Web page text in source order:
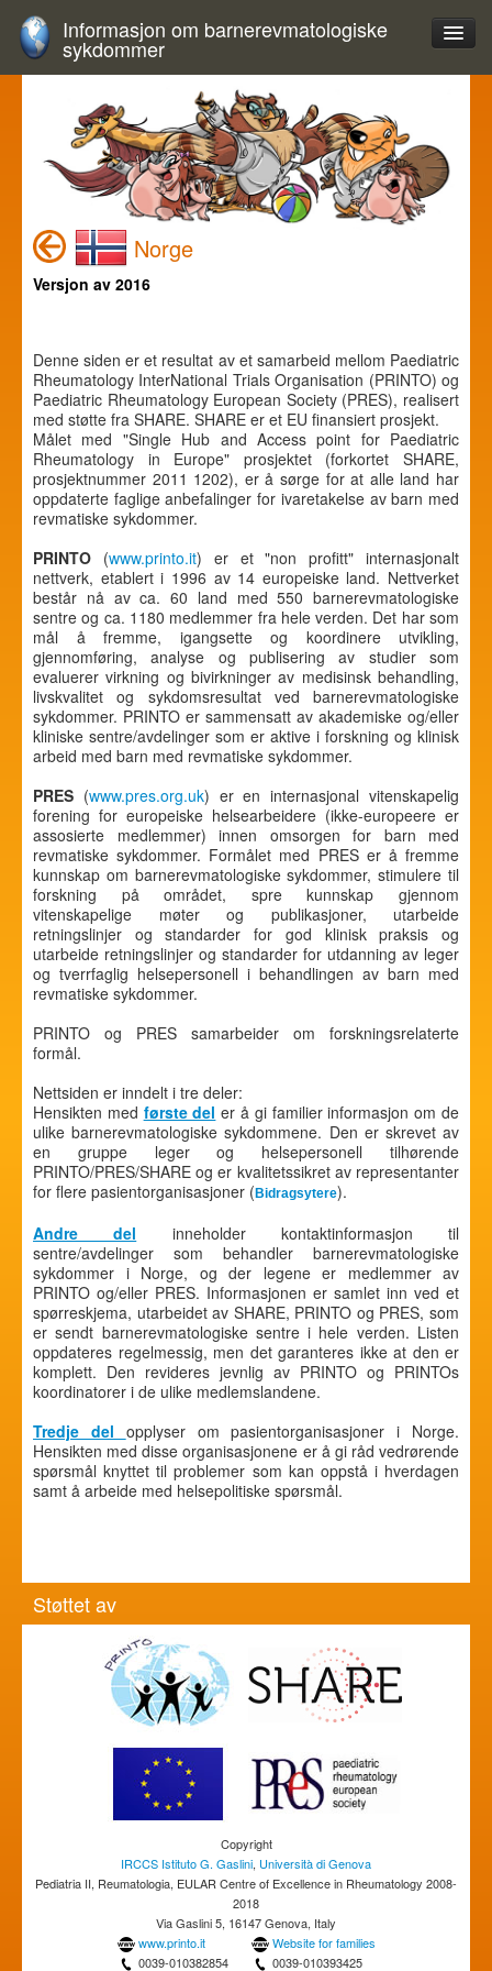
Informasjon om barnerevmatologiske
sykdommer
Norge
Versjon av 2016
Denne siden er et resultat av et samarbeid mellom Paediatric
Rheumatology InterNational Trials Organisation (PRINTO) og
Paediatric Rheumatology European Society (PRES), realisert
med støtte fra SHARE. SHARE er et EU finansiert prosjekt.
Målet med "Single Hub and Access point for Paediatric
Rheumatology in Europe" prosjektet (forkortet SHARE,
prosjektnummer 2011 1202), er å sørge for at alle land har
oppdaterte faglige anbefalinger for ivaretakelse av barn med
revmatiske sykdommer.
PRINTO (www.printo.it) er et "non profitt" internasjonalt
nettverk, etablert i 1996 av 14 europeiske land. Nettverket
består nå av ca. 60 land med 550 barnerevmatologiske
sentre og ca. 1180 medlemmer fra hele verden. Det har som
mål å fremme, igangsette og koordinere utvikling,
gjennomføring, analyse og publisering av studier som
evaluerer virkning og bivirkninger av medisinsk behandling,
livskvalitet og sykdomsresultat ved barnerevmatologiske
sykdommer. PRINTO er sammensatt av akademiske og/eller
kliniske sentre/avdelinger som er aktive i forskning og klinisk
arbeid med barn med revmatiske sykdommer.
PRES (www.pres.org.uk) er en internasjonal vitenskapelig
forening for europeiske helsearbeidere (ikke-europeere er
assosierte medlemmer) innen omsorgen for barn med
revmatiske sykdommer. Formålet med PRES er å fremme
kunnskap om barnerevmatologiske sykdommer, stimulere til
forskning på området, spre kunnskap gjennom
vitenskapelige møter og publikasjoner, utarbeide
retningslinjer og standarder for god klinisk praksis og
utarbeide retningslinjer og standarder for utdanning av leger
og tverrfaglig helsepersonell i behandlingen av barn med
revmatiske sykdommer.
PRINTO og PRES samarbeider om forskningsrelaterte
formål.
Nettsiden er inndelt i tre deler:
Hensikten med første del er å gi familier informasjon om de
ulike barnerevmatologiske sykdommene. Den er skrevet av
en gruppe leger og helsepersonell tilhørende
PRINTO/PRES/SHARE og er kvalitetssikret av representanter
for flere pasientorganisasjoner ( Bidragsytere).
Andre del inneholder kontaktinformasjon til
sentre/avdelinger som behandler barnerevmatologiske
sykdommer i Norge, og der legene er medlemmer av
PRINTO og/eller PRES. Informasjonen er samlet inn ved et
spørreskjema, utarbeidet av SHARE, PRINTO og PRES, som
er sendt barnerevmatologiske sentre i hele verden. Listen
oppdateres regelmessig, men det garanteres ikke at den er
komplett. Den revideres jevnlig av PRINTO og PRINTOs
koordinatorer i de ulike medlemslandene.
Tredje del opplyser om pasientorganisasjoner i Norge.
Hensikten med disse organisasjonene er å gi råd vedrørende
spørsmål knyttet til problemer som kan oppstå i hverdagen
samt å arbeide med helsepolitiske spørsmål.
Støttet av
Copyright
IRCCS Istituto G. Gaslini, Università di Genova
Pediatria II, Reumatologia, EULAR Centre of Excellence in Rheumatology 2008-
2018
Via Gaslini 5, 16147 Genova, Italy
www.printo.it
Website for families
0039-010382854
0039-010393425